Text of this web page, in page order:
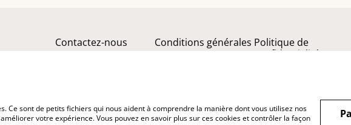
Contactez-nous Conditions générales Politique de
confidentialité
Ce sont de petits fichiers qui nous aident à comprendre la manière dont vous utilisez nos
votre expérience. Vous pouvez en savoir plus sur ces cookies et contrôler la façon